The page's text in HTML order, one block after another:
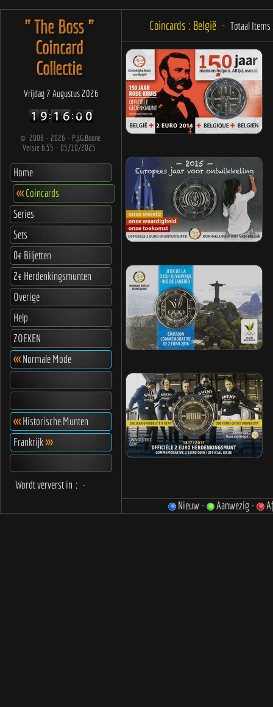
" The Boss "
Coincard
Collectie
Vrijdag 7 Augustus 2026
© 2008 - 2026 - P.J.G.Boone
Versie 6.55 - 05/10/2025
Home
<<<Coincards
Series
Sets
0€ Biljetten
2€ Herdenkingsmunten
Overige
Help
ZOEKEN
<<<Normale Mode
<<<Historische Munten
Frankrijk>>>
Wordt ververst in : -
Coincards : België - Totaal Items
Nieuw - Aanwezig -